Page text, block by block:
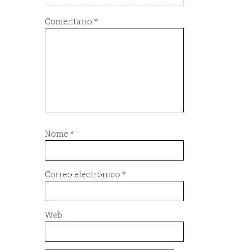
Comentario *
Nome *
Correo electrónico *
Web